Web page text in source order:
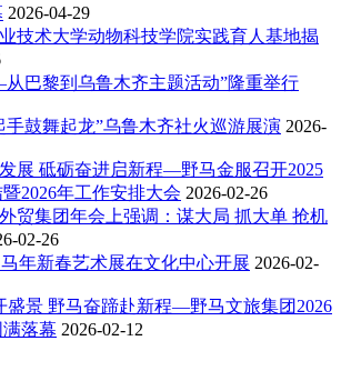
2026-04-29
技术大学动物科技学院实践育人基地揭
巴黎到乌鲁木齐主题活动”隆重举行
手鼓舞起龙”乌鲁木齐社火巡游展演 2026-
展 砥砺奋进启新程—野马金服召开2025
2026年工作安排大会 2026-02-26
贸集团年会上强调：谋大局 抓大单 抢机
02-26
年新春艺术展在文化中心开展 2026-02-
盛景 野马奋蹄赴新程—野马文旅集团2026
落幕 2026-02-12